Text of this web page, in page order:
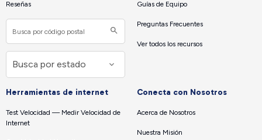
Reseñas Guías de Equipo
Preguntas Frecuentes
Ver todos los recursos
Herramientas de internet
Test Velocidad — Medir Velocidad de
Internet
Conecta con Nosotros
Acerca de Nosotros
Nuestra Misión